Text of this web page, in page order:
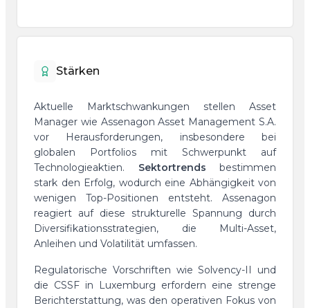
Stärken
Aktuelle Marktschwankungen stellen Asset
Manager wie Assenagon Asset Management S.A.
vor Herausforderungen, insbesondere bei
globalen Portfolios mit Schwerpunkt auf
Technologieaktien. Sektortrends bestimmen
stark den Erfolg, wodurch eine Abhängigkeit von
wenigen Top-Positionen entsteht. Assenagon
reagiert auf diese strukturelle Spannung durch
Diversifikationsstrategien, die Multi-Asset,
Anleihen und Volatilität umfassen.
Regulatorische Vorschriften wie Solvency-II und
die CSSF in Luxemburg erfordern eine strenge
Berichterstattung, was den operativen Fokus von